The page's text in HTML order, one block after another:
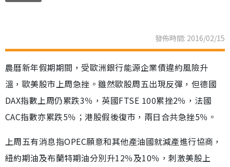
發佈時間: 2016/02/15
農曆新年假期期間，受歐洲銀行能源企業債違約風險升
溫，歐美股市上周急挫。雖然歐股周五出現反彈，但德國
DAX指數上周仍累跌3％，英國FTSE 100累挫2％，法國
CAC指數亦累跌5％；港股假後復市，兩日合共急挫5％。
上周五有消息指OPEC願意和其他產油國就減產進行協商，
紐約期油及布蘭特期油分別升12％及10％，刺激美股上